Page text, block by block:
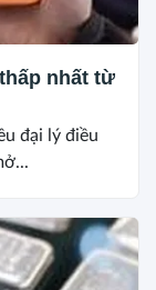
nhất từ
đại lý điều